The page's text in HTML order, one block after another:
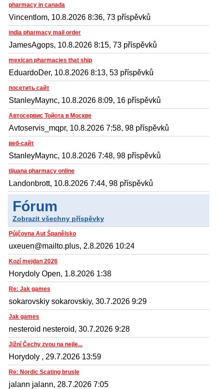
pharmacy in canada
Vincentlom, 10.8.2026 8:36, 73 příspěvků
india pharmacy mail order
JamesAgops, 10.8.2026 8:15, 73 příspěvků
mexican pharmacies that ship
EduardoDer, 10.8.2026 8:13, 53 příspěvků
посетить сайт
StanleyMaync, 10.8.2026 8:09, 16 příspěvků
Автосервис Тойота в Москве
Avtoservis_mqpr, 10.8.2026 7:58, 98 příspěvků
веб-сайт
StanleyMaync, 10.8.2026 7:48, 98 příspěvků
tijuana pharmacy online
Landonbrott, 10.8.2026 7:44, 98 příspěvků
Fórum
Zobrazit všechny příspěvky
Půjčovna Aut Španělsko
uxeuen@mailto.plus, 2.8.2026 10:24
Kozí mejdan 2026
Horydoly Open, 1.8.2026 1:38
Re: Jak games
sokarovskiy sokarovskiy, 30.7.2026 9:29
Jak games
nesteroid nesteroid, 30.7.2026 9:28
Jižní Čechy zvou na nejle...
Horydoly , 29.7.2026 13:59
Re: Nordic Scating brusle
jalann jalann, 28.7.2026 7:05